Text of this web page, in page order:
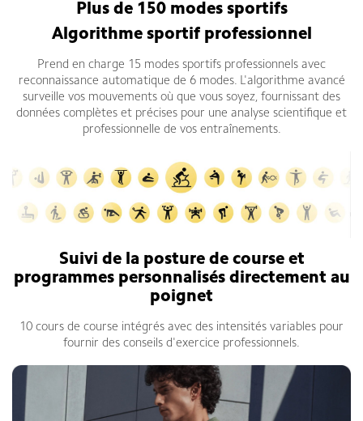
Plus de 150 modes sportifs
Algorithme sportif professionnel
Prend en charge 15 modes sportifs professionnels avec
reconnaissance automatique de 6 modes. L'algorithme avancé
surveille vos mouvements où que vous soyez, fournissant des
données complètes et précises pour une analyse scientifique et
professionnelle de vos entraînements.
Suivi de la posture de course et
programmes personnalisés directement au
poignet
10 cours de course intégrés avec des intensités variables pour
fournir des conseils d'exercice professionnels.